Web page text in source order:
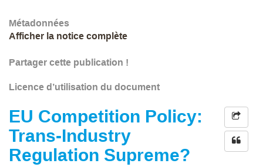
Métadonnées
Afficher la notice complète
Partager cette publication !
Licence d’utilisation du document
EU Competition Policy:
Trans-Industry
Regulation Supreme?